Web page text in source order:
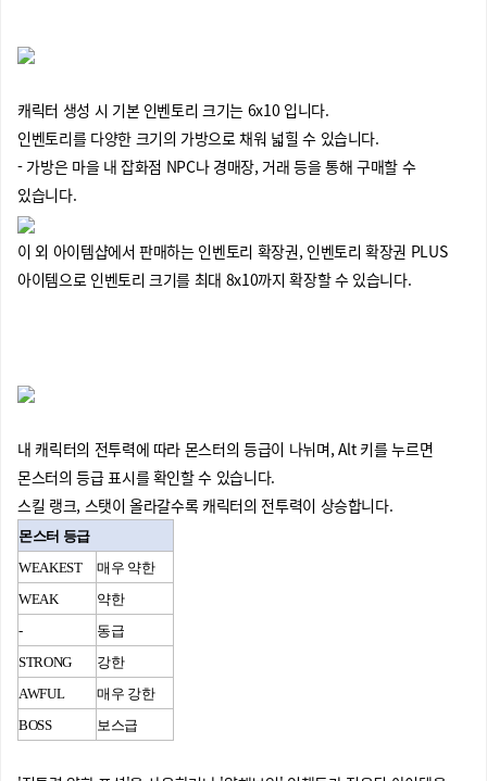
캐릭터 생성 시 기본 인벤토리 크기는 6x10 입니다.
인벤토리를 다양한 크기의 가방으로 채워 넓힐 수 있습니다.
- 가방은 마을 내 잡화점 NPC나 경매장, 거래 등을 통해 구매할 수
있습니다.
이 외 아이템샵에서 판매하는 인벤토리 확장권, 인벤토리 확장권 PLUS
아이템으로 인벤토리 크기를 최대 8x10까지 확장할 수 있습니다.
내 캐릭터의 전투력에 따라 몬스터의 등급이 나뉘며, Alt 키를 누르면
몬스터의 등급 표시를 확인할 수 있습니다.
스킬 랭크, 스탯이 올라갈수록 캐릭터의 전투력이 상승합니다.
몬스터 등급
WEAKEST
매우 약한
WEAK
약한
-
동급
STRONG
강한
AWFUL
매우 강한
BOSS
보스급